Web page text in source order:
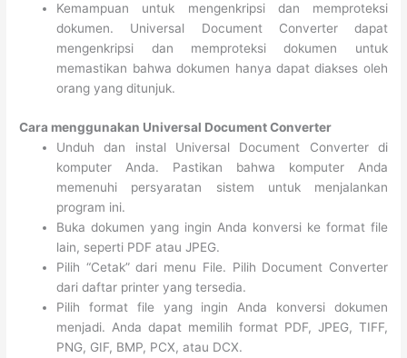
Kemampuan untuk mengenkripsi dan memproteksi
dokumen. Universal Document Converter dapat
mengenkripsi dan memproteksi dokumen untuk
memastikan bahwa dokumen hanya dapat diakses oleh
orang yang ditunjuk.
Cara menggunakan Universal Document Converter
Unduh dan instal Universal Document Converter di
komputer Anda. Pastikan bahwa komputer Anda
memenuhi persyaratan sistem untuk menjalankan
program ini.
Buka dokumen yang ingin Anda konversi ke format file
lain, seperti PDF atau JPEG.
Pilih “Cetak” dari menu File. Pilih Document Converter
dari daftar printer yang tersedia.
Pilih format file yang ingin Anda konversi dokumen
menjadi. Anda dapat memilih format PDF, JPEG, TIFF,
PNG, GIF, BMP, PCX, atau DCX.